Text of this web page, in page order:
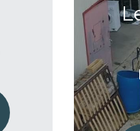
Les Fourmis
Ressourcerie à